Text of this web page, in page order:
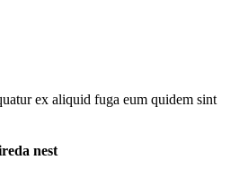
ex aliquid fuga eum quidem sint
nest